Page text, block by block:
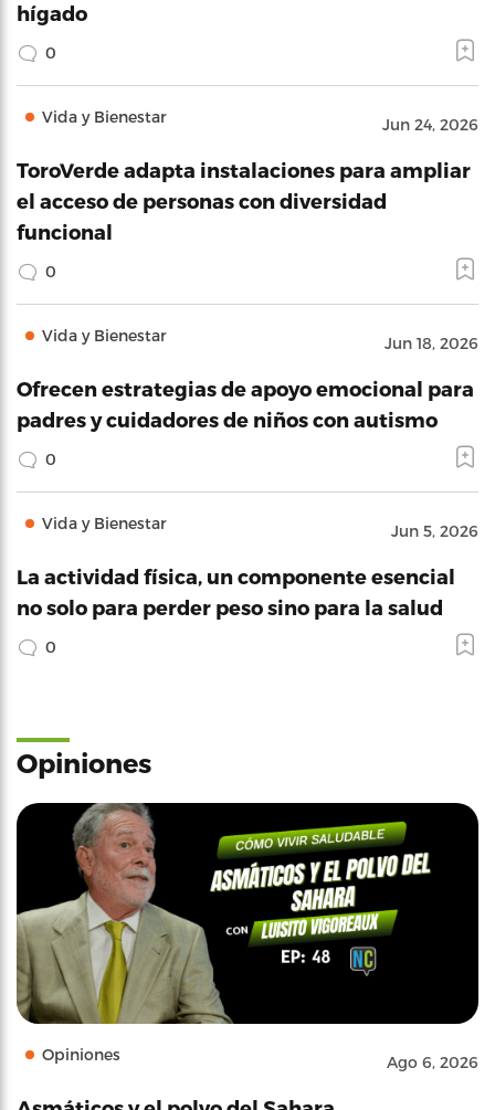
hígado
0
Vida y Bienestar Jun 24, 2026
ToroVerde adapta instalaciones para ampliar
el acceso de personas con diversidad
funcional
0
Vida y Bienestar Jun 18, 2026
Ofrecen estrategias de apoyo emocional para
padres y cuidadores de niños con autismo
0
Vida y Bienestar Jun 5, 2026
La actividad física, un componente esencial
no solo para perder peso sino para la salud
0
Opiniones
Opiniones Ago 6, 2026